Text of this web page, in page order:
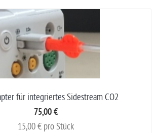
für integriertes Sidestream CO2
75,00 €
15,00 € pro Stück